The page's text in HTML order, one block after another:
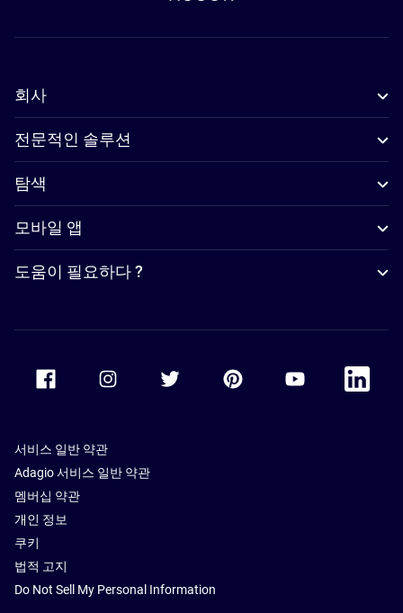
회사
전문적인 솔루션
탐색
모바일 앱
도움이 필요하다 ?
Accor Facebook Accor TwitterAccor PinterestAccor Youtube
Accor
서비스 일반 약관
Adagio 서비스 일반 약관
멤버십 약관
개인 정보
쿠키
법적 고지
Do Not Sell My Personal Information